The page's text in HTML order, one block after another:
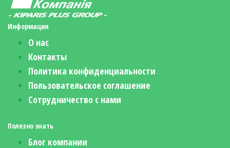
Информация
О нас
Контакты
Политика конфиденциальности
Пользовательское соглашение
Сотрудничество с нами
Полезно знать
Блог компании